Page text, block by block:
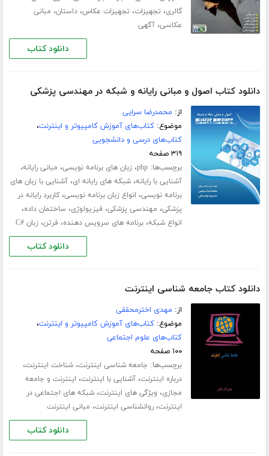
گالری، تجهیزات، تجهیزات عکاس،داستان، مبانی
عکاسی،آگهی
دانلود کتاب
دانلود کتاب اصول و مبانی رایانه و شبکه در مهندسی پزشکی
از: محمدرضا سرایی
موضوع:کتاب‌های آموزش کامپیوتر و اینترنت،
کتاب‌های درسی و دانشجویی
۳۱۹ صفحه
برچسب‌ها:php، زبان های برنامه نویسی، مبانی رایانه،
آشنایی با رایانه،شبکه های رایانه ای،آشنایی با زبان های
برنامه نویسی، انواع زبان برنامه نویسی،کاربرد رایانه در
پزشکی، مهندسی پزشکی، فیزیولوژی، ساختمان داده،
انواع شبکه،برنامه های سرویس دهنده، فرتن، زبان #C
دانلود کتاب
دانلود کتاب جامعه شناسی اینترنت
از: مهدی اخترمحققی
موضوع:کتاب‌های آموزش کامپیوتر و اینترنت،
کتاب‌های علوم اجتماعی
۱۰۰ صفحه
برچسب‌ها: جامعه شناسی اینترنت،شناخت اینترنت،
درباره اینترنت،آشنایی با اینترنت، اینترنت و جامعه
مجازی، ویژگی های اینترنت،شبکه های اجتماعی در
اینترنت،روانشناسی اینترنت، مبانی اینترنت
دانلود کتاب